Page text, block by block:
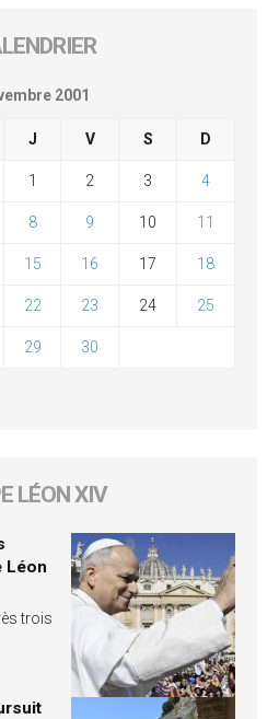
2001
J V S D
1 2 3 4
8 9 10 11
15 16 17 18
22 23 24 25
29 30
LÉON XIV
Léon
trois